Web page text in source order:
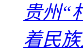
贵州“
着民